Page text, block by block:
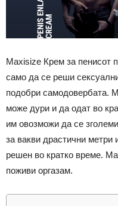
Maxisize Крем за пенисот
само да се реши
подобри самодовербата.
може дури и да одат во
им овозможи да се
за вакви драстични
решен во кратко време.
поживи оргазам.